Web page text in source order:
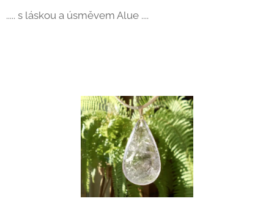
..... s láskou a úsměvem Alue ....